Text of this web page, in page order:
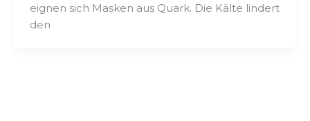
eignen sich Masken aus Quark. Die Kälte lindert
den